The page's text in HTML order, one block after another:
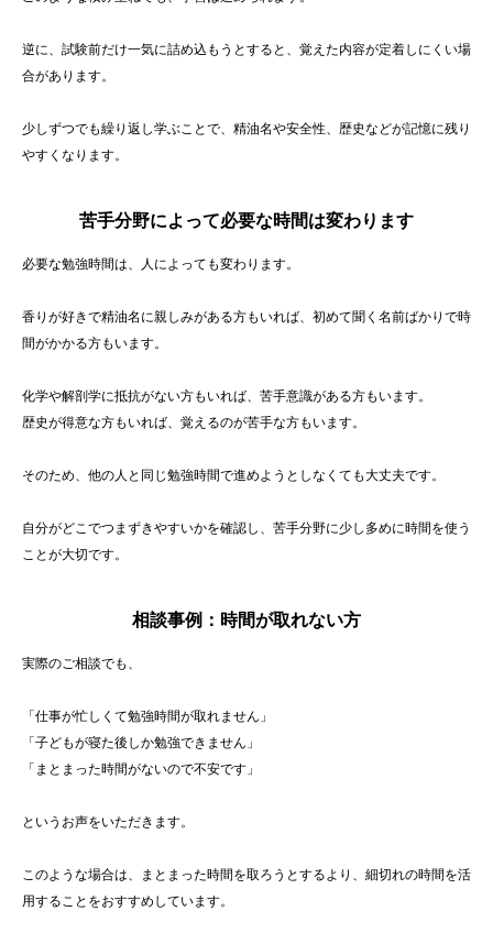
逆に、試験前だけ一気に詰め込もうとすると、覚えた内容が定着しにくい場
合があります。
少しずつでも繰り返し学ぶことで、精油名や安全性、歴史などが記憶に残り
やすくなります。
苦手分野によって必要な時間は変わります
必要な勉強時間は、人によっても変わります。
香りが好きで精油名に親しみがある方もいれば、初めて聞く名前ばかりで時
間がかかる方もいます。
化学や解剖学に抵抗がない方もいれば、苦手意識がある方もいます。
歴史が得意な方もいれば、覚えるのが苦手な方もいます。
そのため、他の人と同じ勉強時間で進めようとしなくても大丈夫です。
自分がどこでつまずきやすいかを確認し、苦手分野に少し多めに時間を使う
ことが大切です。
相談事例：時間が取れない方
実際のご相談でも、
「仕事が忙しくて勉強時間が取れません」
「子どもが寝た後しか勉強できません」
「まとまった時間がないので不安です」
というお声をいただきます。
このような場合は、まとまった時間を取ろうとするより、細切れの時間を活
用することをおすすめしています。